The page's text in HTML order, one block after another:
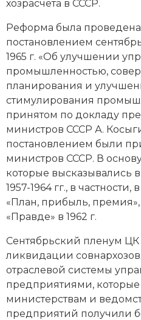
Генеалогия, геральдика
Государство и право
Европа
Империи
Историческая
История материальной и
История
История, философия,
исторического знания
Латинская Америка
Новая история
Новейшая история
хозрасчета в СССР.
Реформа была проведена
постановлением
1965 г. «Об улучшении
промышленностью,
планирования и
стимулирования
принятом по докладу
министров СССР А.
постановлением были
министров СССР. В
которые высказывались
1957-1964 гг., в
«План, прибыль,
«Правде» в 1962 г.
Сентябрьский пленум
ликвидации
отраслевой системы
предприятиями,
министерствам и
предприятий получили